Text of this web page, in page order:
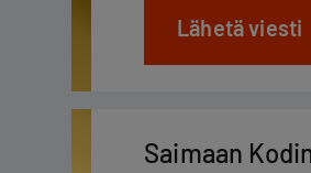
Lähetä viesti
Saimaan